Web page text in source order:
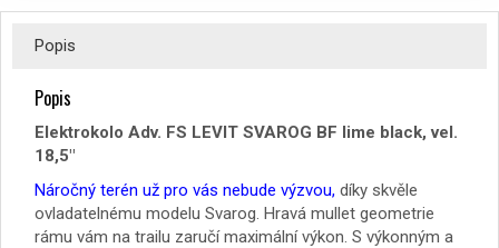
Popis
Popis
Elektrokolo Adv. FS LEVIT SVAROG BF lime black, vel.
18,5″
Náročný terén už pro vás nebude výzvou, díky skvěle
ovladatelnému modelu Svarog. Hravá mullet geometrie
rámu vám na trailu zaručí maximální výkon. S výkonným a